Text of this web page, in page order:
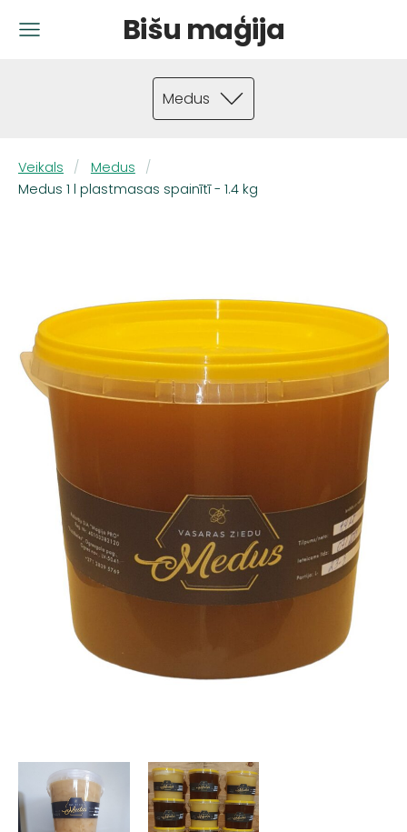
Bišu maģija
Medus
Veikals
Medus
Medus 1 l plastmasas spainītī - 1.4 kg